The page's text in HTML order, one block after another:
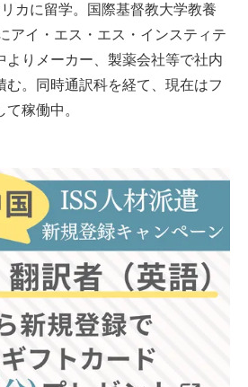
カに留学。国際基督教大学教養
アイ・エス・エス・インスティテ
よりメーカー、製薬会社等で社内
む。同時通訳科を経て、現在はフ
稼働中。